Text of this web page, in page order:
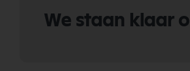
We staan klaar